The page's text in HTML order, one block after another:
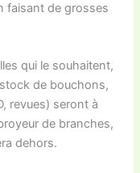
faisant de grosses
qui le souhaitent,
de bouchons,
revues) seront à
de branches,
dehors.